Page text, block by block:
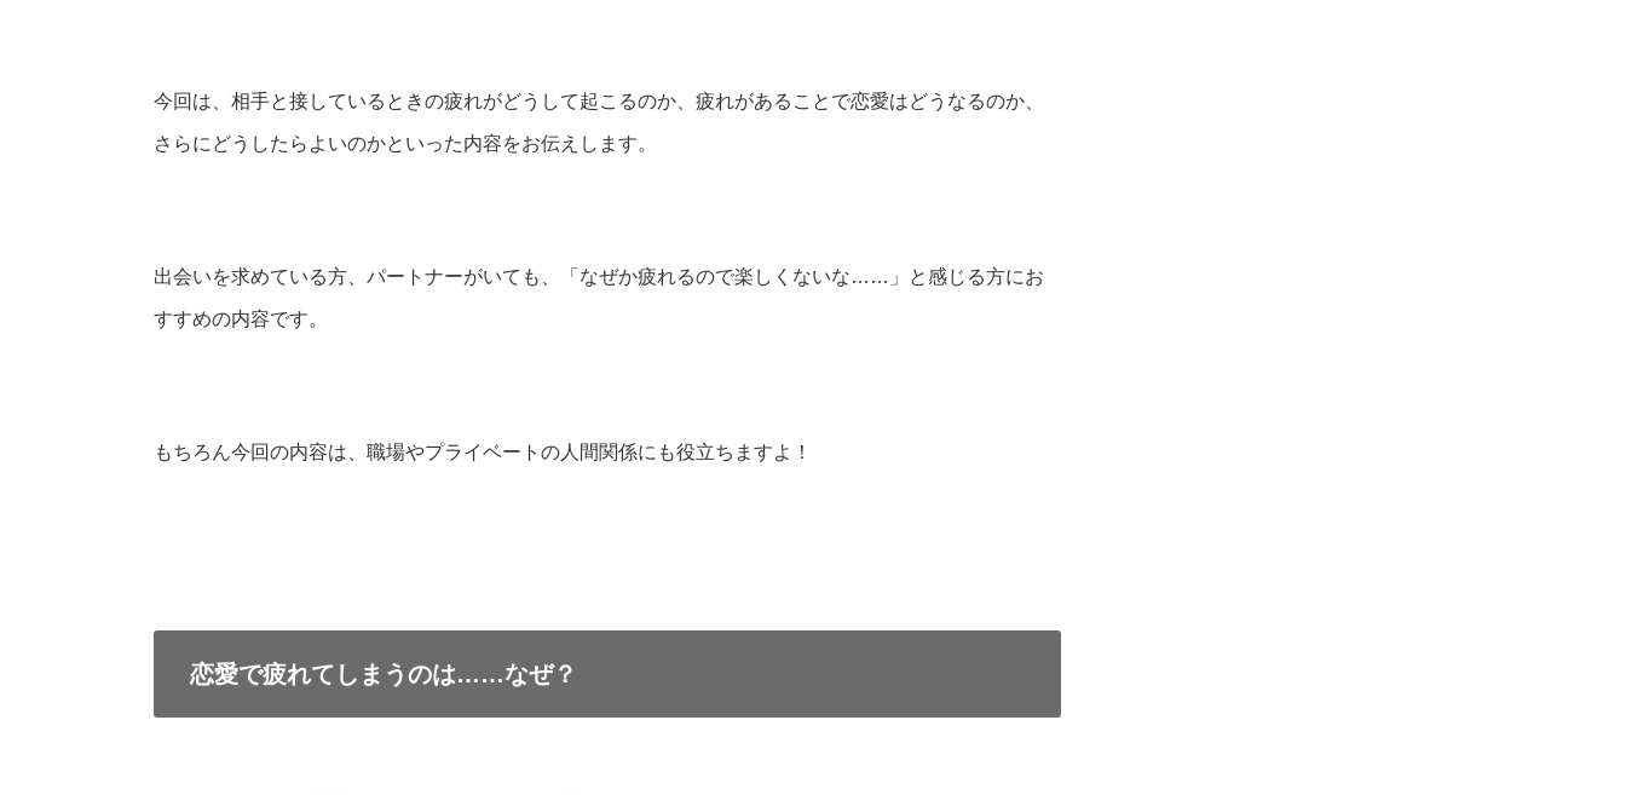
今回は、相手と接しているときの疲れがどうして起こるのか、疲れがあることで恋愛はどうなるのか、
さらにどうしたらよいのかといった内容をお伝えします。
出会いを求めている方、パートナーがいても、「なぜか疲れるので楽しくないな……」と感じる方にお
すすめの内容です。
もちろん今回の内容は、職場やプライベートの人間関係にも役立ちますよ！
恋愛で疲れてしまうのは……なぜ？